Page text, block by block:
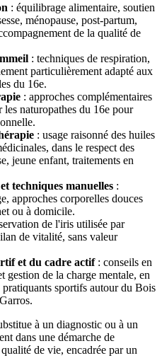
: équilibrage alimentaire, soutien
ménopause, post-partum,
de la qualité de
: techniques de respiration,
particulièrement adapté aux
du 16e.
: approches complémentaires
les naturopathes du 16e pour
: usage raisonné des huiles
dans le respect des
jeune enfant, traitements en
techniques manuelles :
approches corporelles douces
ou à domicile.
de l'iris utilisée par
de vitalité, sans valeur
et du cadre actif: conseils en
gestion de la charge mentale, en
sportifs autour du Bois
à un diagnostic ou à un
dans une démarche de
de vie, encadrée par un